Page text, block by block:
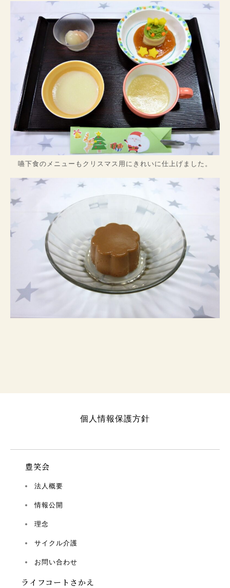
嚥下食のメニューもクリスマス用にきれいに仕上げました。
個人情報保護方針
豊笑会
法人概要
情報公開
理念
サイクル介護
お問い合わせ
ライフコートさかえ